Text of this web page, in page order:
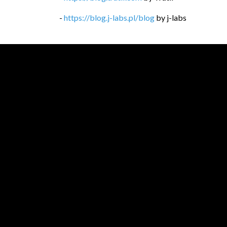
- https://blog.j-labs.pl/blog by j-labs